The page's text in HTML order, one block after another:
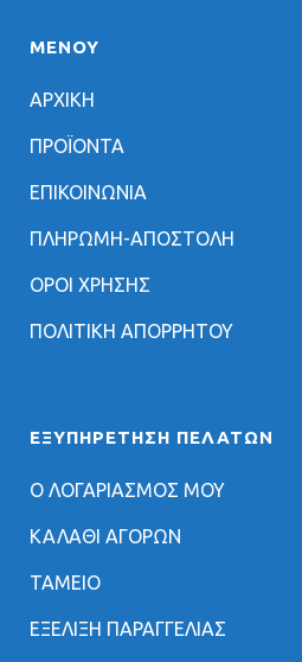
ΜΕΝΟΥ
ΑΡΧΙΚΗ
ΠΡΟΪΟΝΤΑ
ΕΠΙΚΟΙΝΩΝΙΑ
ΠΛΗΡΩΜΗ-ΑΠΟΣΤΟΛΗ
ΟΡΟΙ ΧΡΗΣΗΣ
ΠΟΛΙΤΙΚΗ ΑΠΟΡΡΗΤΟΥ
ΕΞΥΠΗΡΈΤΗΣΗ ΠΕΛΑΤΏΝ
Ο ΛΟΓΑΡΙΑΣΜΟΣ ΜΟΥ
ΚΑΛΑΘΙ ΑΓΟΡΩΝ
ΤΑΜΕΙΟ
ΕΞΕΛΙΞΗ ΠΑΡΑΓΓΕΛΙΑΣ